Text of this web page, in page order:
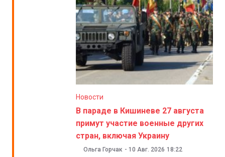
Новости
В параде в Кишиневе 27 августа
примут участие военные других
стран, включая Украину
Ольга Горчак - 10 Авг. 2026 18:22